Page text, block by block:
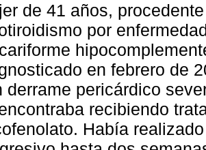
de 41 años,
por
en febrero de
derrame pericárdico
recibiendo
Había